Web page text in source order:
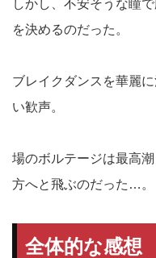
しかし、不安そうな瞳
を決めるのだった。
ブレイクダンスを華麗
い歓声。
場のボルテージは最高
方へと飛ぶのだった…。
全体的な感想